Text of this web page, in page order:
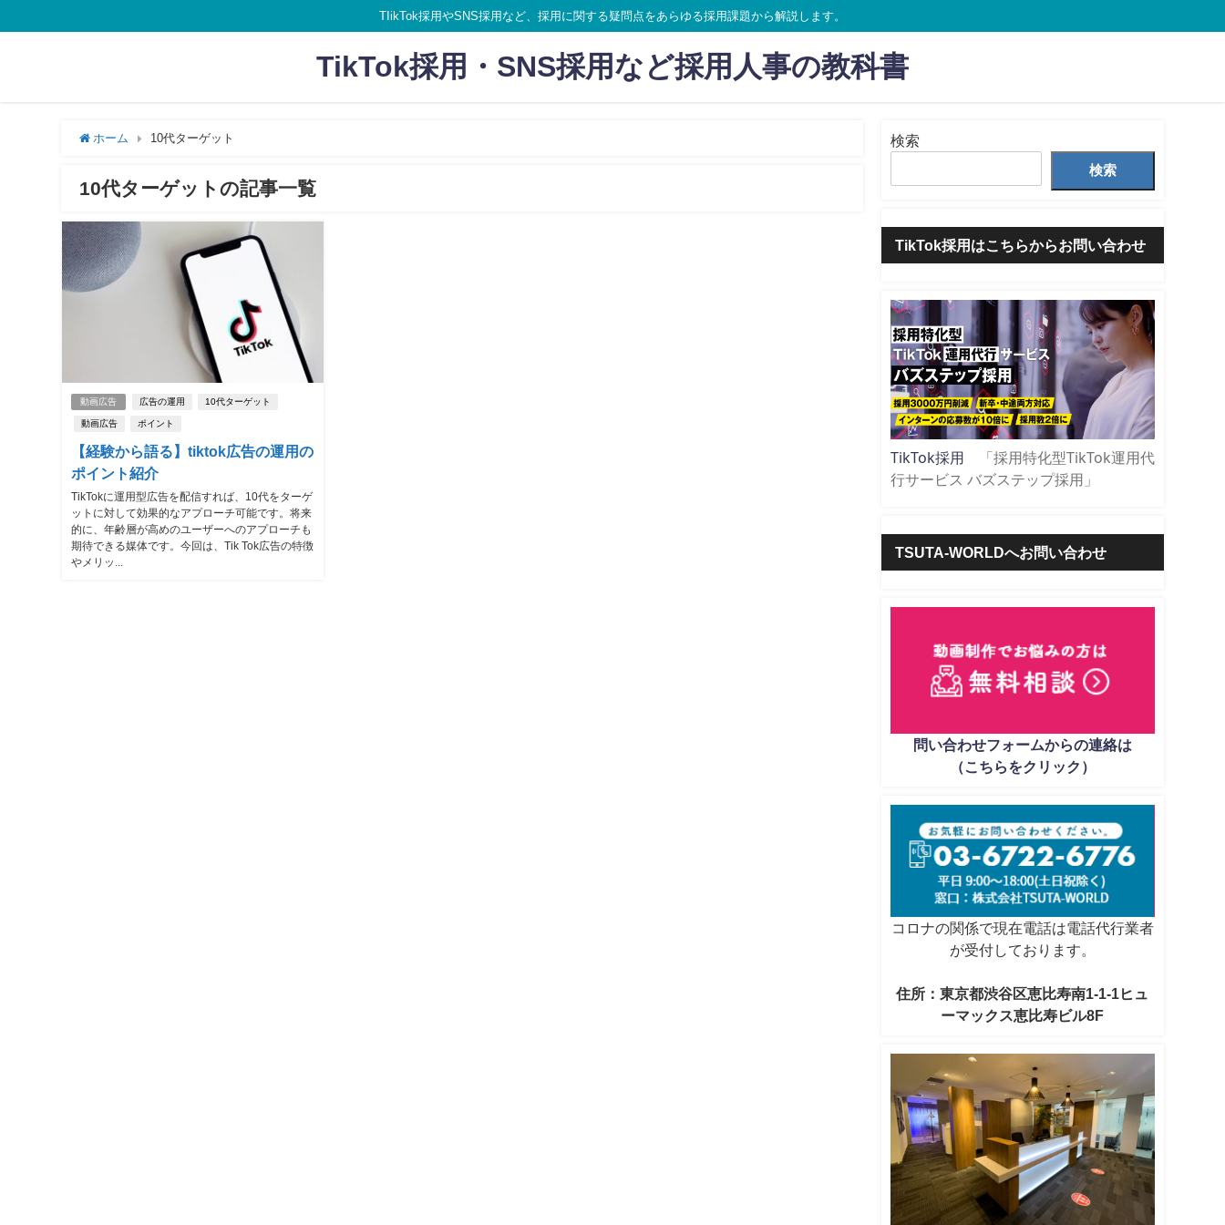
TIikTok採用やSNS採用など、採用に関する疑問点をあらゆる採用課題から解説します。
TikTok採用・SNS採用など採用人事の教科書
ホーム 10代ターゲット
10代ターゲットの記事一覧
動画広告 広告の運用 10代ターゲット
動画広告 ポイント
【経験から語る】tiktok広告の運用の
ポイント紹介
TikTokに運用型広告を配信すれば、10代をターゲ
ットに対して効果的なアプローチ可能です。将来
的に、年齢層が高めのユーザーへのアプローチも
期待できる媒体です。今回は、Tik Tok広告の特徴
やメリッ...
検索
検索
TikTok採用はこちらからお問い合わせ
TikTok採用 「採用特化型TikTok運用代
行サービス バズステップ採用」
TSUTA-WORLDへお問い合わせ
問い合わせフォームからの連絡は
（こちらをクリック）
コロナの関係で現在電話は電話代行業者
が受付しております。
住所：東京都渋谷区恵比寿南1-1-1ヒュ
ーマックス恵比寿ビル8F